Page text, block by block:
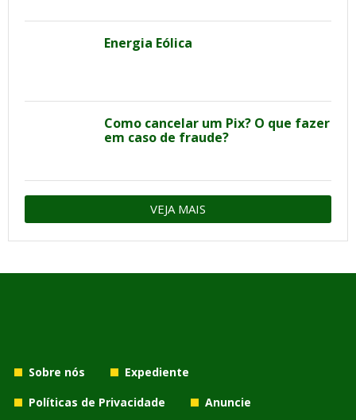
Energia Eólica
Como cancelar um Pix? O que fazer
em caso de fraude?
VEJA MAIS
Sobre nós
Expediente
Políticas de Privacidade
Anuncie